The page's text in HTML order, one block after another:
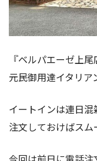
『ベルパエーゼ上
元民御用達イタリア
イートインは連日
注文しておけばスム